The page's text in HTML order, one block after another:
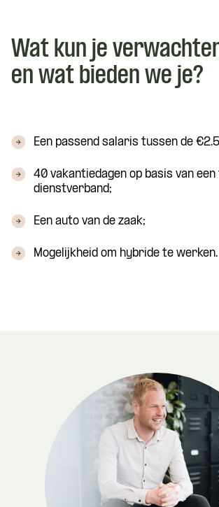
Wat kun je
en wat bieden we je?
Een passend salaris tussen de
40 vakantiedagen op basis van
dienstverband;
Een auto van de zaak;
Mogelijkheid om hybride te werken.